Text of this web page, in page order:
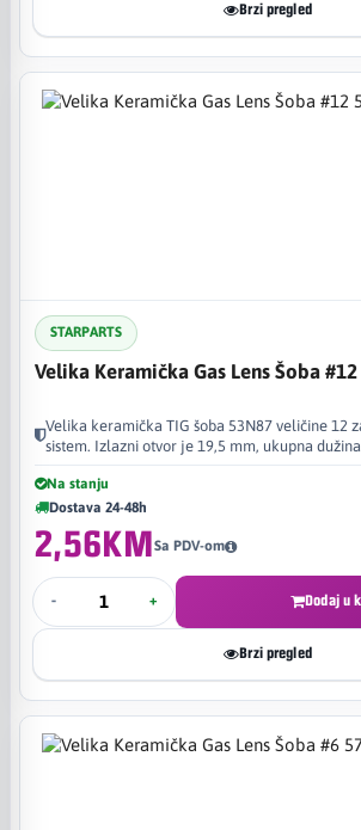
Brzi pregled
STARPARTS
Velika Keramička Gas Lens Šoba
Velika keramička TIG šoba 53N87 veličine 12
sistem. Izlazni otvor je 19,5 mm, ukupna
Na stanju
Dostava 24-48h
2,56KMSa PDV-om
- + Dodaj u
Brzi pregled